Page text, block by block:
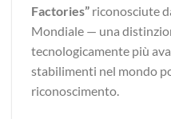
Factories” riconosciute
Mondiale — una
tecnologicamente più
stabilimenti nel mondo
riconoscimento.